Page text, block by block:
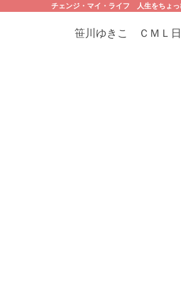
チェンジ・マイ・ライフ 人生をちょっ
笹川ゆきこ ＣＭＬ